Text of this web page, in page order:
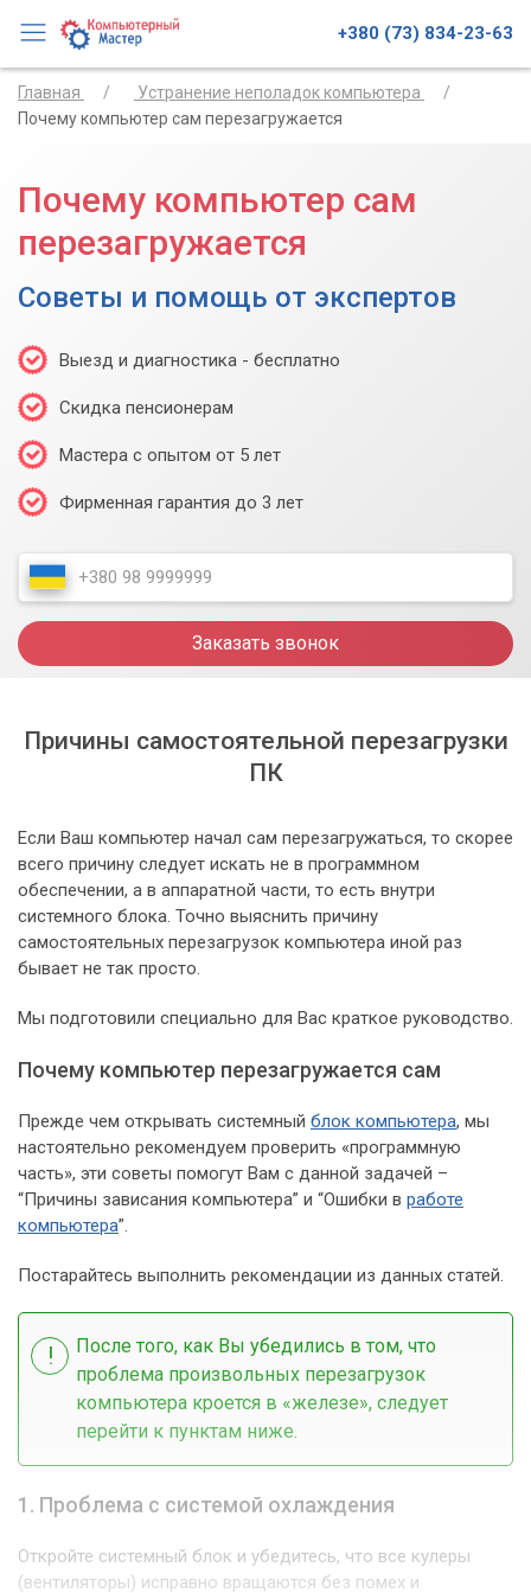
+380 (73) 834-23-63
Главная
Устранение неполадок компьютера
Почему компьютер сам перезагружается
Почему компьютер сам
перезагружается
Советы и помощь от экспертов
Выезд и диагностика - бесплатно
Скидка пенсионерам
Мастера с опытом от 5 лет
Фирменная гарантия до 3 лет
Заказать звонок
Причины самостоятельной перезагрузки
ПК
Если Ваш компьютер начал сам перезагружаться, то скорее
всего причину следует искать не в программном
обеспечении, а в аппаратной части, то есть внутри
системного блока. Точно выяснить причину
самостоятельных перезагрузок компьютера иной раз
бывает не так просто.
Мы подготовили специально для Вас краткое руководство.
Почему компьютер перезагружается сам
Прежде чем открывать системный блок компьютера, мы
настоятельно рекомендуем проверить «программную
часть», эти советы помогут Вам с данной задачей –
“Причины зависания компьютера” и “Ошибки в работе
компьютера”.
Постарайтесь выполнить рекомендации из данных статей.
После того, как Вы убедились в том, что
проблема произвольных перезагрузок
компьютера кроется в «железе», следует
перейти к пунктам ниже.
1. Проблема с системой охлаждения
Откройте системный блок и убедитесь, что все кулеры
(вентиляторы) исправно вращаются без помех и